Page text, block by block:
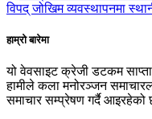
विपद् जोखिम व्यवस्थापनमा
हाम्रो बारेमा
यो वेवसाइट क्रेजी डटकम
हामीले कला मनोरञ्जन
समाचार सम्प्रेषण गर्दै आइरहेको